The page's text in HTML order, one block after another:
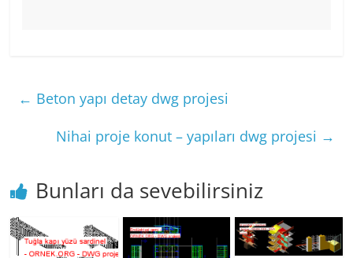
← Beton yapı detay dwg projesi
Nihai proje konut – yapıları dwg projesi →
Bunları da sevebilirsiniz